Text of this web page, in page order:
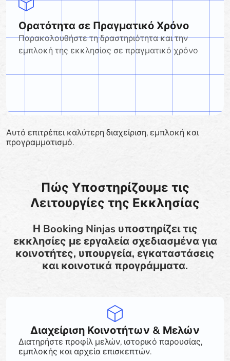
Ορατότητα σε Πραγματικό Χρόνο
Παρακολουθήστε τη δραστηριότητα και την
εμπλοκή της εκκλησίας σε πραγματικό χρόνο
Αυτό επιτρέπει καλύτερη διαχείριση, εμπλοκή και
προγραμματισμό.
Πώς Υποστηρίζουμε τις
Λειτουργίες της Εκκλησίας
Η Booking Ninjas υποστηρίζει τις
εκκλησίες με εργαλεία σχεδιασμένα για
κοινοτήτες, υπουργεία, εγκαταστάσεις
και κοινοτικά προγράμματα.
Διαχείριση Κοινοτήτων & Μελών
Διατηρήστε προφίλ μελών, ιστορικό παρουσίας,
εμπλοκής και αρχεία επισκεπτών.